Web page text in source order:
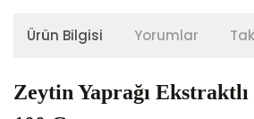
Ürün Bilgisi Yorumlar
Zeytin Yaprağı Ekstraktlı